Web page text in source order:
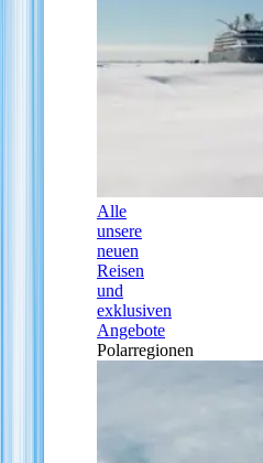
Alle
unsere
neuen
Reisen
und
exklusiven
Angebote
Polarregionen